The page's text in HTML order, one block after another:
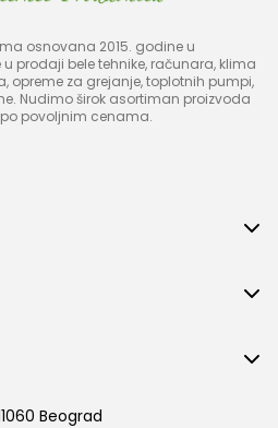
osnovana 2015. godine u
prodaji bele tehnike, računara, klima
opreme za grejanje, toplotnih pumpi,
Nudimo širok asortiman proizvoda
povoljnim cenama.
Beograd